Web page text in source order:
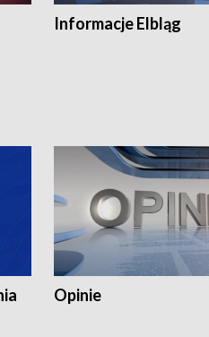
Informacje Elbląg
Opinie